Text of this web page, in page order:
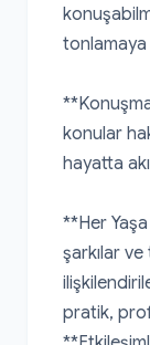
tonlamaya
konular
hayatta
**Her
şarkılar
pratik,